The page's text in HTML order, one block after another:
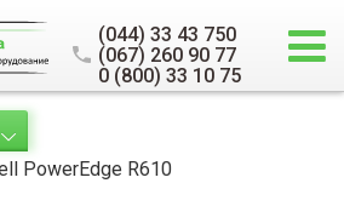
(044) 33 43 750
(067) 260 90 77
0 (800) 33 10 75
PowerEdge R610